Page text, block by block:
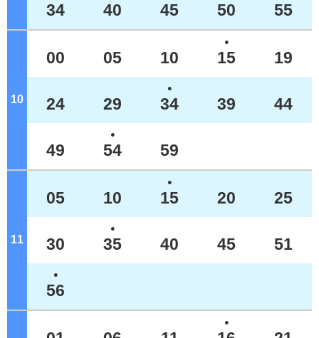
34 40 45 50 55
10
00 05 10
●
15 19
24 29
●
34 39 44
49
●
54 59
11
05 10
●
15 20 25
30
●
35 40 45 51
●
56
●